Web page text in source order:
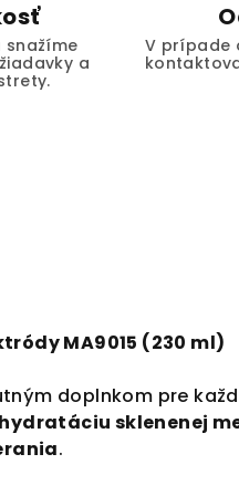
snažíme
a
V prípade
MA9015 (230 ml)
doplnkom pre
hydratáciu sklenenej
.